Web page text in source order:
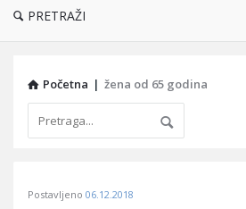
PRETRAŽI
Početna | žena od 65 godina
Učene
Postavljeno 06.12.2018